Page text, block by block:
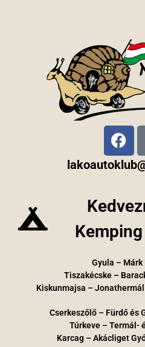
Gyula – Márk
Tiszakécske –
Kiskunmajsa –
Cserkeszőlő – Fürdő és
Túrkeve – Termál-
Karcag – Akácliget